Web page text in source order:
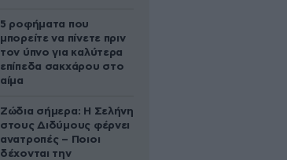
5 ροφήματα που
μπορείτε να πίνετε πριν
τον ύπνο για καλύτερα
επίπεδα σακχάρου στο
αίμα
Ζώδια σήμερα: Η Σελήνη
στους Διδύμους φέρνει
ανατροπές – Ποιοι
δέχονται την